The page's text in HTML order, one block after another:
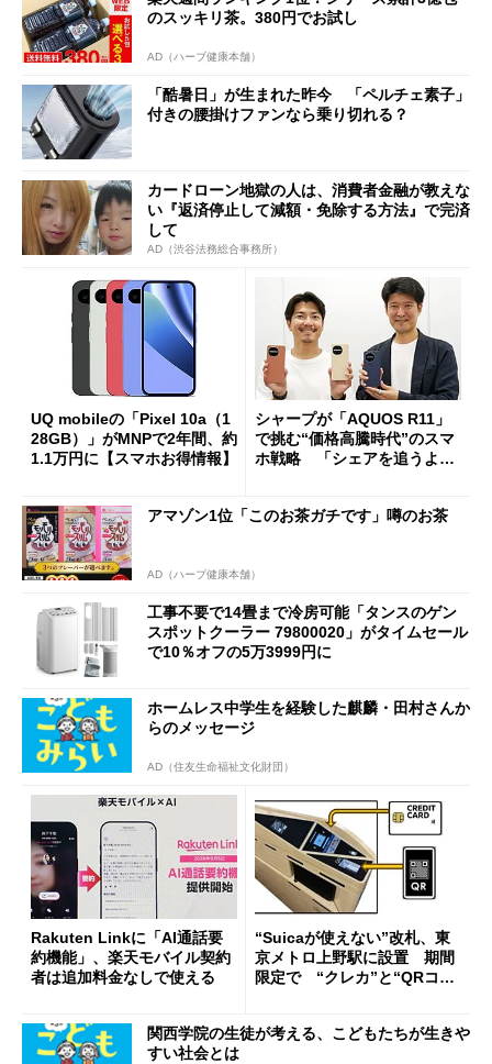
のスッキリ茶。380円でお試し
AD（ハーブ健康本舗）
「酷暑日」が生まれた昨今 「ペルチェ素子」
付きの腰掛けファンなら乗り切れる？
カードローン地獄の人は、消費者金融が教えな
い『返済停止して減額・免除する方法』で完済
して
AD（渋谷法務総合事務所）
UQ mobileの「Pixel 10a（1
28GB）」がMNPで2年間、約
1.1万円に【スマホお得情報】
シャープが「AQUOS R11」
で挑む“価格高騰時代”のスマ
ホ戦略 「シェアを追うより
アマゾン1位「このお茶ガチです」噂のお茶
AD（ハーブ健康本舗）
工事不要で14畳まで冷房可能「タンスのゲン
スポットクーラー 79800020」がタイムセール
で10％オフの5万3999円に
ホームレス中学生を経験した麒麟・田村さんか
らのメッセージ
AD（住友生命福祉文化財団）
Rakuten Linkに「AI通話要
約機能」、楽天モバイル契約
者は追加料金なしで使える
“Suicaが使えない”改札、東
京メトロ上野駅に設置 期間
限定で “クレカ”と“QRコー
関西学院の生徒が考える、こどもたちが生きや
すい社会とは